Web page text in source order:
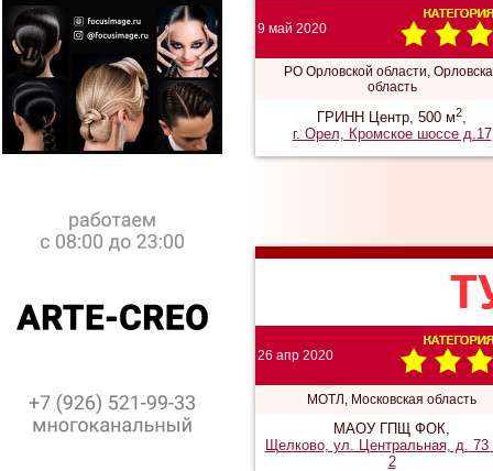
9 май 2020
РО Орловской области,
область
ГРИНН Центр, 500 м2,
г. Орел, Кромское шоссе д.17
26 апр 2020
МОТЛ, Московская область
МАОУ ГПЩ ФОК,
Щелково, ул. Центральная, д. 73
2